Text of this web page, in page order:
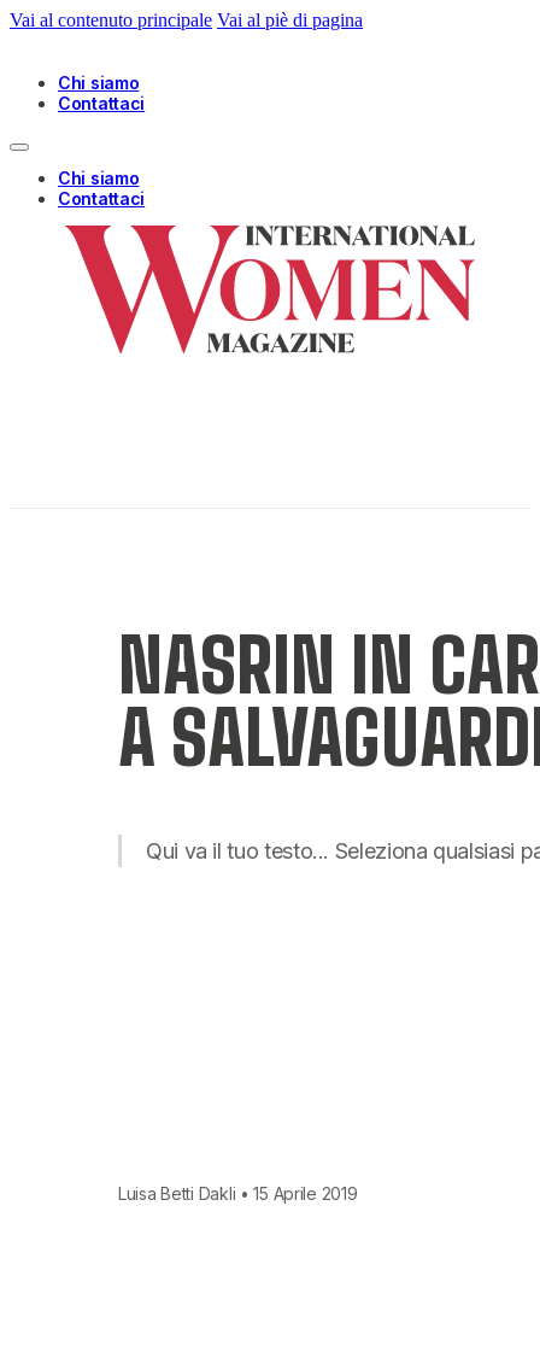
Vai al contenuto principale Vai al piè di pagina
Chi siamo
Contattaci
Chi siamo
Contattaci
NASRIN IN
A
Qui va il tuo testo... Seleziona qualsiasi
Luisa Betti Dakli • 15 Aprile 2019